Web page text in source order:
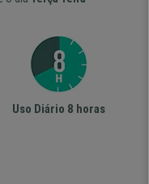
Uso Diário 8 horas